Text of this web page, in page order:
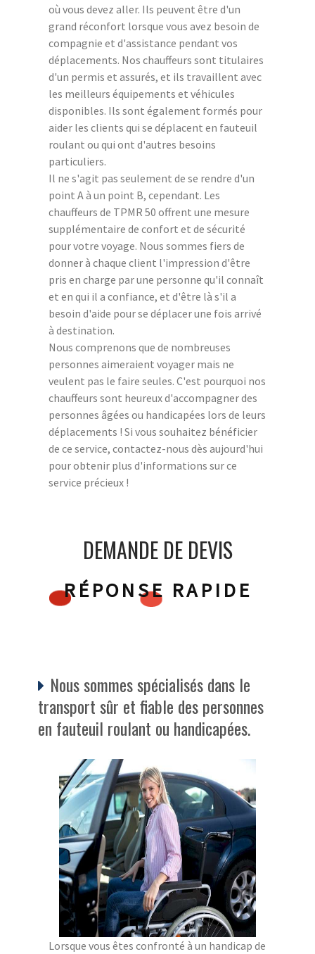
où vous devez aller. Ils peuvent être d'un
grand réconfort lorsque vous avez besoin de
compagnie et d'assistance pendant vos
déplacements. Nos chauffeurs sont titulaires
d'un permis et assurés, et ils travaillent avec
les meilleurs équipements et véhicules
disponibles. Ils sont également formés pour
aider les clients qui se déplacent en fauteuil
roulant ou qui ont d'autres besoins
particuliers.
Il ne s'agit pas seulement de se rendre d'un
point A à un point B, cependant. Les
chauffeurs de TPMR 50 offrent une mesure
supplémentaire de confort et de sécurité
pour votre voyage. Nous sommes fiers de
donner à chaque client l'impression d'être
pris en charge par une personne qu'il connaît
et en qui il a confiance, et d'être là s'il a
besoin d'aide pour se déplacer une fois arrivé
à destination.
Nous comprenons que de nombreuses
personnes aimeraient voyager mais ne
veulent pas le faire seules. C'est pourquoi nos
chauffeurs sont heureux d'accompagner des
personnes âgées ou handicapées lors de leurs
déplacements ! Si vous souhaitez bénéficier
de ce service, contactez-nous dès aujourd'hui
pour obtenir plus d'informations sur ce
service précieux !
DEMANDE DE DEVIS
RÉPONSE RAPIDE
Nous sommes spécialisés dans le
transport sûr et fiable des personnes
en fauteuil roulant ou handicapées.
Lorsque vous êtes confronté à un handicap de